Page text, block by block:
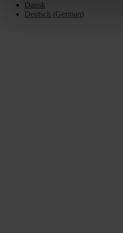
Dansk
Deutsch (German)